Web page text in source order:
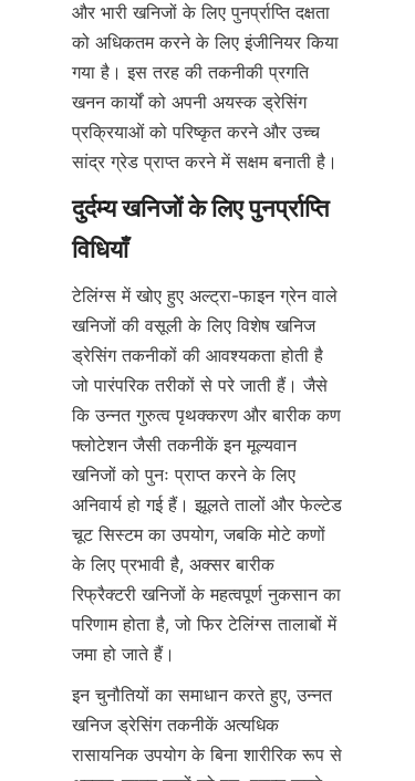
और भारी खनिजों के लिए पुनर्प्राप्ति दक्षता
को अधिकतम करने के लिए इंजीनियर किया
गया है। इस तरह की तकनीकी प्रगति
खनन कार्यों को अपनी अयस्क ड्रेसिंग
प्रक्रियाओं को परिष्कृत करने और उच्च
सांद्र ग्रेड प्राप्त करने में सक्षम बनाती है।
दुर्दम्य खनिजों के लिए पुनर्प्राप्ति
टेलिंग्स में खोए हुए अल्ट्रा-फाइन ग्रेन वाले
खनिजों की वसूली के लिए विशेष खनिज
ड्रेसिंग तकनीकों की आवश्यकता होती है
जो पारंपरिक तरीकों से परे जाती हैं। जैसे
कि उन्नत गुरुत्व पृथक्करण और बारीक कण
फ्लोटेशन जैसी तकनीकें इन मूल्यवान
खनिजों को पुनः प्राप्त करने के लिए
अनिवार्य हो गई हैं। झूलते तालों और फेल्टेड
चूट सिस्टम का उपयोग, जबकि मोटे कणों
के लिए प्रभावी है, अक्सर बारीक
रिफ्रैक्टरी खनिजों के महत्वपूर्ण नुकसान का
परिणाम होता है, जो फिर टेलिंग्स तालाबों में
इन चुनौतियों का समाधान करते हुए, उन्नत
खनिज ड्रेसिंग तकनीकें अत्यधिक
रासायनिक उपयोग के बिना शारीरिक रूप से